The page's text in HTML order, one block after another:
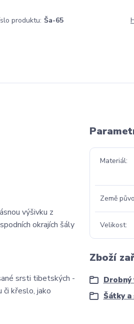
produktu: Ša-65
výšivku z
okrajích šály
srsti tibetských -
či křeslo, jako
Materiál
Země
Velikost
Zboží
Šátky a